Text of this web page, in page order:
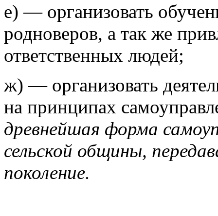
е) —организовать
родноверов, а так же
ответственных людей;
ж) —организовать
на принципах
древнейшая форма
сельской общины,
поколение.